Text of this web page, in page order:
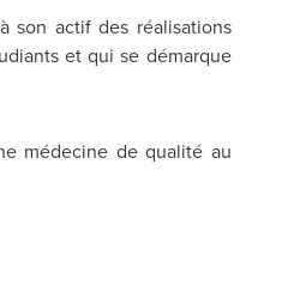
son actif des réalisations
et qui se démarque
médecine de qualité au